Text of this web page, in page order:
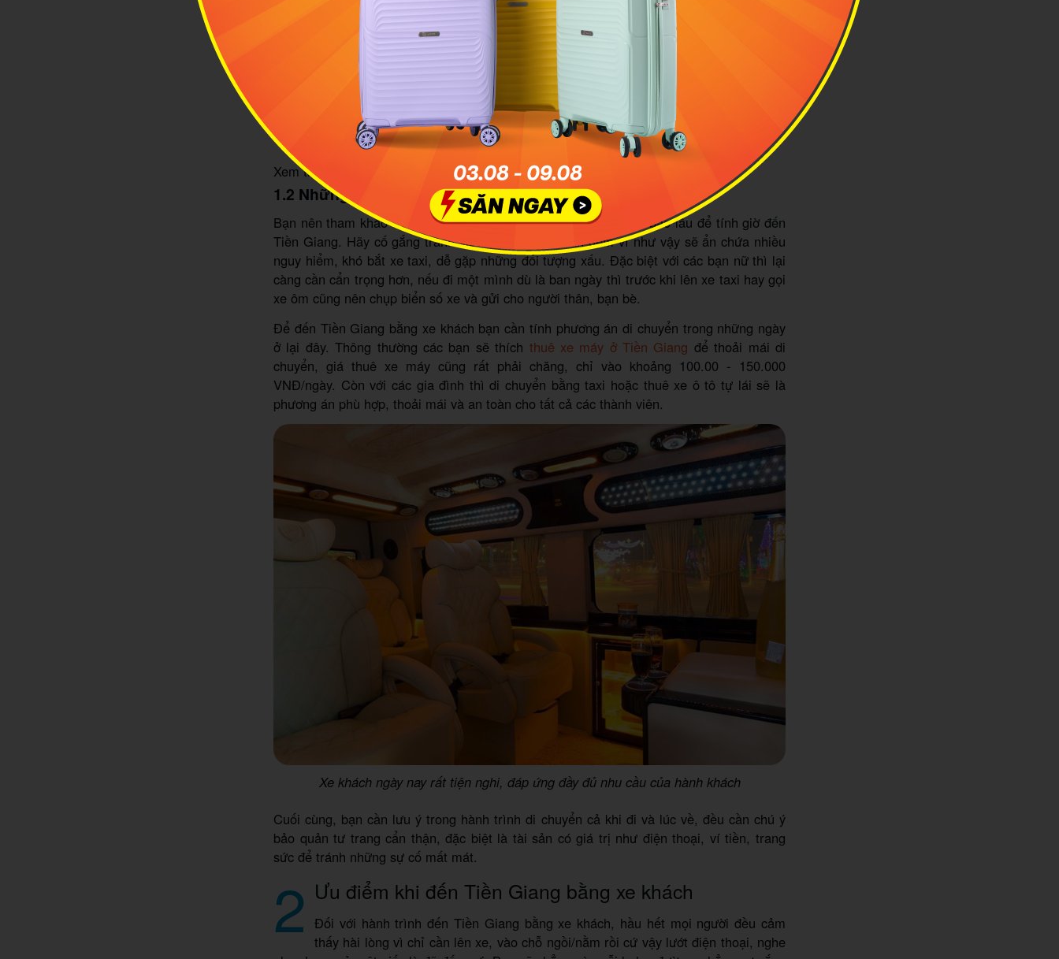
Hành trình đến Tiền Giang bằng xe khách tương đối dễ chịu, an toàn, đặc biệt với những
bạn không gặp vấn đề say xe
Xem thêm:
Điểm danh 8 nhà xe giường nằm đi Tiền Giang từ Sài Gòn
1.2 Những lưu ý khi đến Tiền Giang bằng xe khách
Bạn nên tham khảo trước thời gian di chuyển của xe khách mất bao lâu để tính giờ đến
Tiền Giang. Hãy cố gắng tránh việc đến đây vào ban đêm vì như vậy sẽ ẩn chứa nhiều
nguy hiểm, khó bắt xe taxi, dễ gặp những đối tượng xấu. Đặc biệt với các bạn nữ thì lại
càng cần cẩn trọng hơn, nếu đi một mình dù là ban ngày thì trước khi lên xe taxi hay gọi
xe ôm cũng nên chụp biển số xe và gửi cho người thân, bạn bè.
Để đến Tiền Giang bằng xe khách bạn cần tính phương án di chuyển trong những ngày
ở lại đây. Thông thường các bạn sẽ thích thuê xe máy ở Tiền Giang để thoải mái di
chuyển, giá thuê xe máy cũng rất phải chăng, chỉ vào khoảng 100.00 - 150.000
VNĐ/ngày. Còn với các gia đình thì di chuyển bằng taxi hoặc thuê xe ô tô tự lái sẽ là
phương án phù hợp, thoải mái và an toàn cho tất cả các thành viên.
Xe khách ngày nay rất tiện nghi, đáp ứng đầy đủ nhu cầu của hành khách
Cuối cùng, bạn cần lưu ý trong hành trình di chuyển cả khi đi và lúc về, đều cần chú ý
bảo quản tư trang cẩn thận, đặc biệt là tài sản có giá trị như điện thoại, ví tiền, trang
sức để tránh những sự cố mất mát.
2 Ưu điểm khi đến Tiền Giang bằng xe khách
Đối với hành trình đến Tiền Giang bằng xe khách, hầu hết mọi người đều cảm
thấy hài lòng vì chỉ cần lên xe, vào chỗ ngồi/nằm rồi cứ vậy lướt điện thoại, nghe